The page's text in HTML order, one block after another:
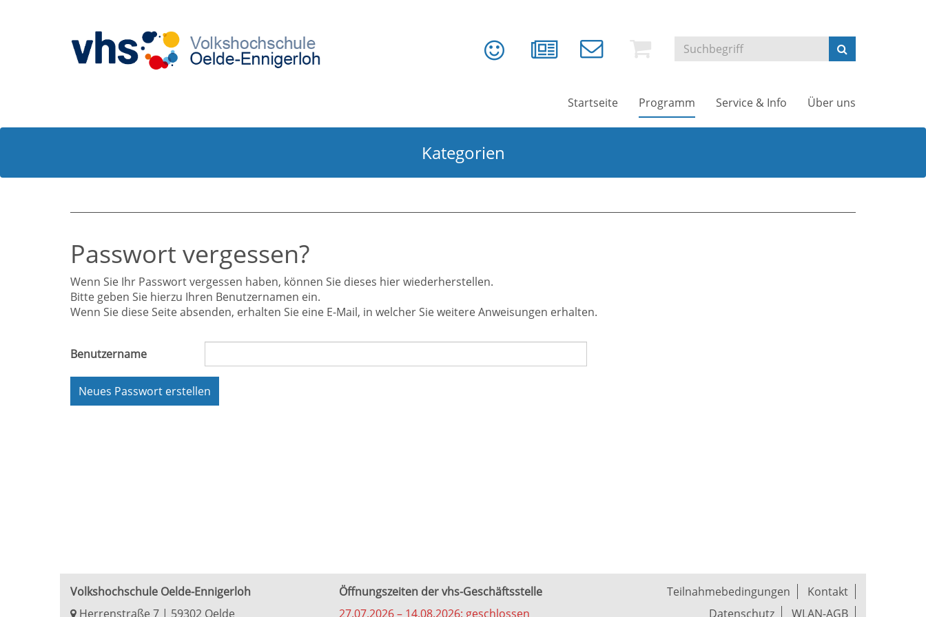
Startseite Programm Service & Info Über uns
Kategorien
Passwort vergessen?
Wenn Sie Ihr Passwort vergessen haben, können Sie dieses hier wiederherstellen.
Bitte geben Sie hierzu Ihren Benutzernamen ein.
Wenn Sie diese Seite absenden, erhalten Sie eine E-Mail, in welcher Sie weitere Anweisungen erhalten.
Benutzername
Neues Passwort erstellen
Volkshochschule Oelde-Ennigerloh
Herrenstraße 7 | 59302 Oelde
Öffnungszeiten der vhs-Geschäftsstelle
27.07.2026 – 14.08.2026: geschlossen
Teilnahmebedingungen
Kontakt
Datenschutz
WLAN-AGB